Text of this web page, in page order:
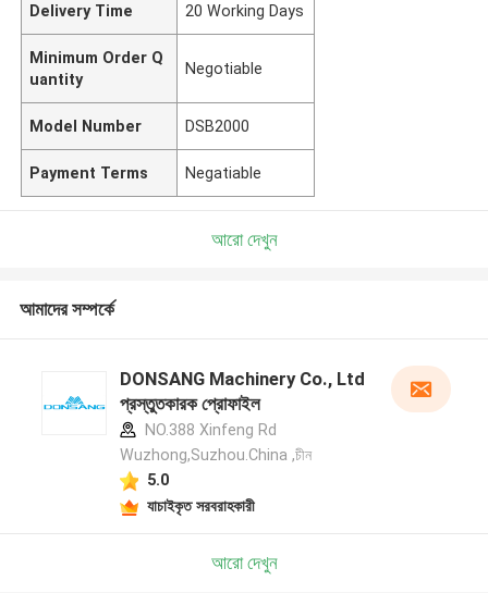
Delivery Time 20 Working Days
Minimum Order Q
uantity
Negotiable
Model Number DSB2000
Payment Terms Negatiable
আরো দেখুন
আমাদের সম্পর্কে
DONSANG Machinery Co., Ltd
প্রস্তুতকারক প্রোফাইল
NO.388 Xinfeng Rd
Wuzhong,Suzhou.China ,চীন
5.0
যাচাইকৃত সরবরাহকারী
আরো দেখুন